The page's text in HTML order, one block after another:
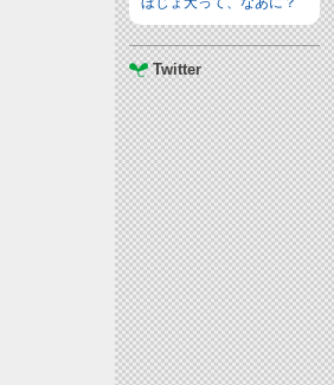
Twitter